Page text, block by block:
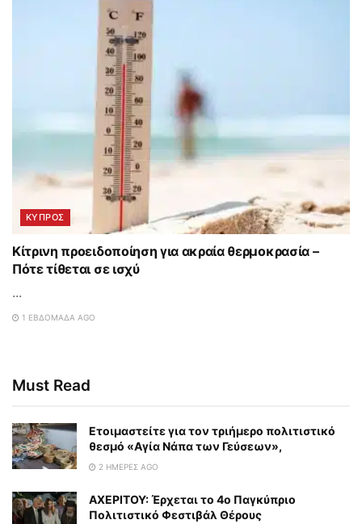
ΚΥΠΡΟΣ
Κίτρινη προειδοποίηση για ακραία θερμοκρασία –
Πότε τίθεται σε ισχύ
...
1 ΕΒΔΟΜΆΔΑ AGO
Must Read
Eτοιμαστείτε για τον τριήμερο πολιτιστικό
θεσμό «Αγία Νάπα των Γεύσεων»,
2 ΗΜΈΡΕΣ AGO
ΑΧΕΡΙΤΟΥ: Έρχεται το 4ο Παγκύπριο
Πολιτιστικό Φεστιβάλ Θέρους